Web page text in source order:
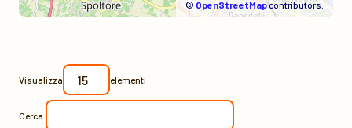
© OpenStreetMapcontributors.
Visualizza elementi
Cerca: